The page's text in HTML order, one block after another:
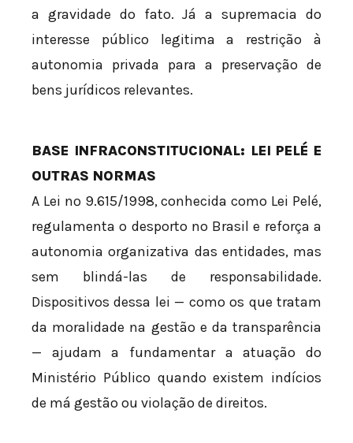
a gravidade do fato. Já a supremacia do
interesse público legitima a restrição à
autonomia privada para a preservação de
bens jurídicos relevantes.
BASE INFRACONSTITUCIONAL: LEI PELÉ E
OUTRAS NORMAS
A Lei nº 9.615/1998, conhecida como Lei Pelé,
regulamenta o desporto no Brasil e reforça a
autonomia organizativa das entidades, mas
sem blindá-las de responsabilidade.
Dispositivos dessa lei — como os que tratam
da moralidade na gestão e da transparência
— ajudam a fundamentar a atuação do
Ministério Público quando existem indícios
de má gestão ou violação de direitos.